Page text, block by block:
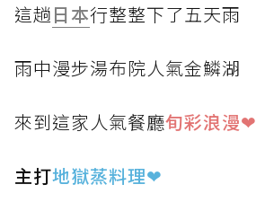
這趟日本行整整下了五天雨
雨中漫步湯布院人氣金鱗湖
來到這家人氣餐廳旬彩浪漫❤
主打地獄蒸料理❤